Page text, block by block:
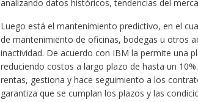
analizando datos históricos, tendencias del
Luego está el mantenimiento predictivo, en el
de mantenimiento de oficinas, bodegas u otros
inactividad. De acuerdo con IBM la permite una
reduciendo costos a largo plazo de hasta un
rentas, gestiona y hace seguimiento a los
garantiza que se cumplan los plazos y las